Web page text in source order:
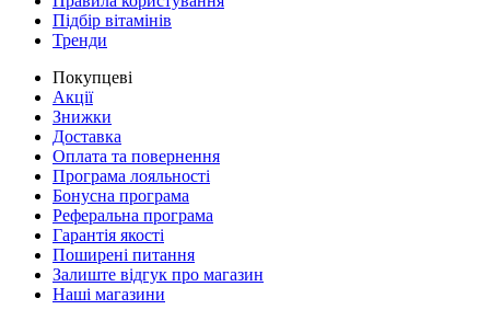
Підбір вітамінів
Тренди
Покупцеві
Акції
Знижки
Доставка
Оплата та повернення
Програма лояльності
Бонусна програма
Реферальна програма
Гарантія якості
Поширені питання
Залиште відгук про магазин
Наші магазини